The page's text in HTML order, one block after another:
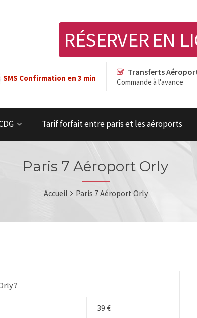
RÉSERVER EN
SMS Confirmation en 3 min
Transferts
Commande à l'avance
Tarif forfait entre paris et les aéroports
Paris 7 Aéroport Orly
Accueil Paris 7 Aéroport Orly
?
39 €